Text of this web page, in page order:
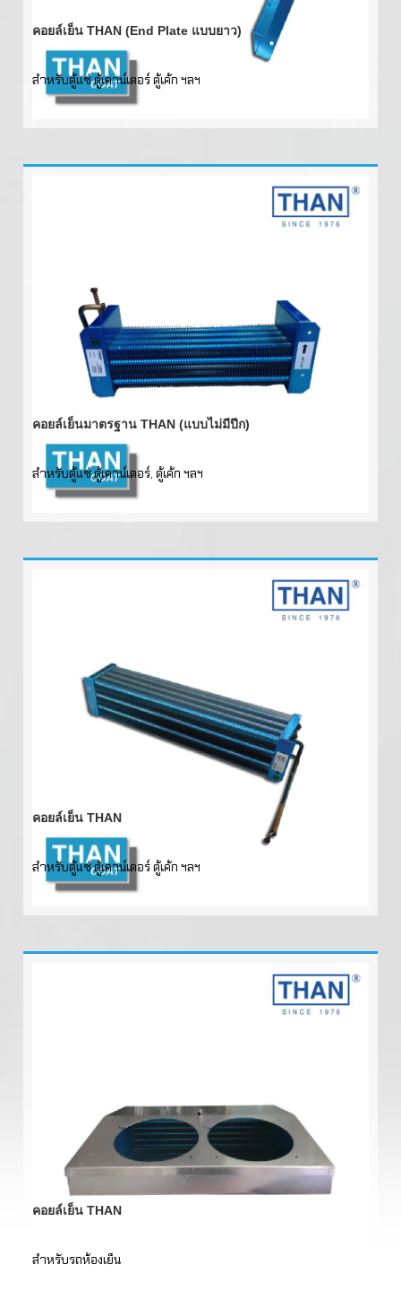
คอยล์เย็น THAN (End Plate แบบยาว)
สำหรับตู้แช่ ตู้เคาน์เตอร์ ตู้เค้ก ฯลฯ
คอยล์เย็นมาตรฐาน THAN (แบบไม่มีปีก)
สำหรับตู้แช่,ตู้เคาน์เตอร์, ตู้เค้ก ฯลฯ
คอยล์เย็น THAN
สำหรับตู้แช่ ตู้เคาน์เตอร์ ตู้เค้ก ฯลฯ
คอยล์เย็น THAN
สำหรับรถห้องเย็น